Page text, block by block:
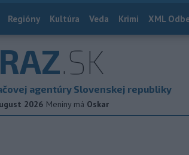
Regióny Kultúra Veda Krimi XML
.SK
agentúry Slovenskej republiky
2026 Meniny má Oskar